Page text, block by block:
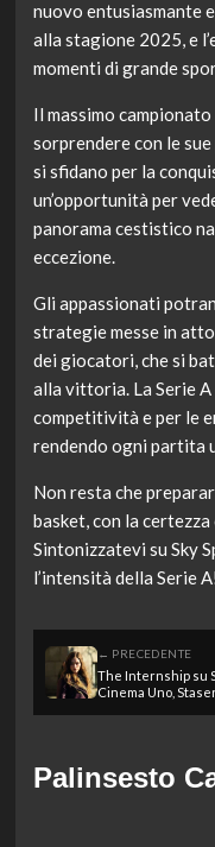
nuovo entusiasmante
alla stagione 2025, e
momenti di grande
Il massimo
sorprendere con le
si sfidano per la
un’opportunità per
panorama cestistico
eccezione.
Gli appassionati
strategie messe in
dei giocatori, che si
alla vittoria. La Serie
competitività e per le
rendendo ogni partita
Non resta che
basket, con la
Sintonizzatevi su Sky
l’intensità della Serie
← PRECEDENTE
The Internship su
Cinema Uno,
Palinsesto